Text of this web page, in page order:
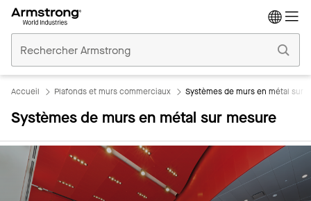
Plafonds
Commerciaux
Accueil Plafonds et murs commerciaux Systèmes de murs en métal sur
Systèmes de murs en métal sur mesure